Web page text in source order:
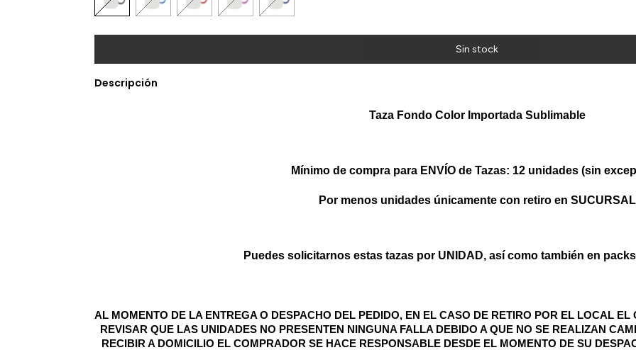
Descripción
Taza Fondo Color Importada Sublimable
Mínimo de compra para ENVÍO de Tazas: 12 unidades (sin
Por menos unidades únicamente con retiro en SUCURSAL
Puedes solicitarnos estas tazas por UNIDAD, así como también en packs
AL MOMENTO DE LA ENTREGA O DESPACHO DEL PEDIDO, EN EL CASO DE RETIRO POR EL LOCAL
REVISAR QUE LAS UNIDADES NO PRESENTEN NINGUNA FALLA DEBIDO A QUE NO SE REALIZAN
RECIBIR A DOMICILIO EL COMPRADOR SE HACE RESPONSABLE DESDE EL MOMENTO DE SU